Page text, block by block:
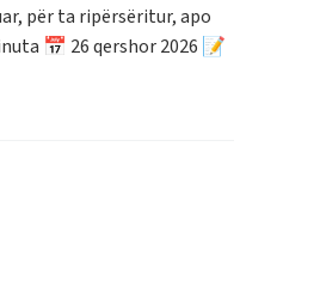
për ta ripërsëritur, apo
📅 26 qershor 2026 📝